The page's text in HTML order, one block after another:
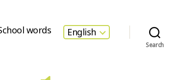
words English
Search